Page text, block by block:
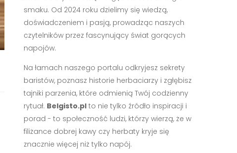
smaku. Od 2024 roku dzielimy się wiedzą,
doświadczeniem i pasją, prowadząc naszych
czytelników przez fascynujący świat gorących
napojów.
Na łamach naszego portalu odkryjesz sekrety
baristów, poznasz historie herbaciarzy i zgłębisz
tajniki parzenia, które odmienią Twój codzienny
rytuał. Belgisto.plto nie tylko źródło inspiracji i
porad - to społeczność ludzi, którzy wierzą, że w
filiżance dobrej kawy czy herbaty kryje się
znacznie więcej niż tylko napój.